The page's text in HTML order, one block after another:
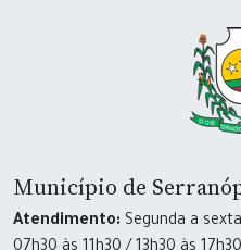
Município de
Atendimento: Segunda a